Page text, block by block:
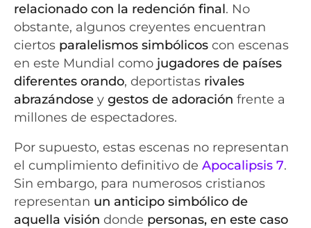
relacionado con la redención final. No
obstante, algunos creyentes encuentran
ciertos paralelismos simbólicos con escenas
en este Mundial como jugadores de países
diferentes orando, deportistas rivales
abrazándose y gestos de adoración frente a
millones de espectadores.
Por supuesto, estas escenas no representan
el cumplimiento definitivo de Apocalipsis 7.
Sin embargo, para numerosos cristianos
representan un anticipo simbólico de
aquella visión donde personas, en este caso